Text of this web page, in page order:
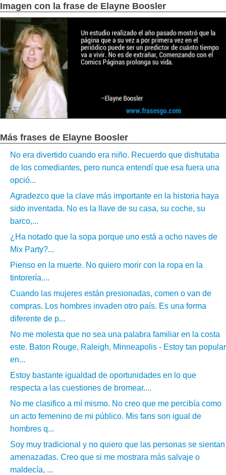
Imagen con la frase de Elayne Boosler
Más frases de Elayne Boosler
No era divertido cuando era niño. Recuerdo que disfrutaba
de los comediantes, pero nunca entendí que esa fuera una
opció...
Agradezco que la clave más importante en la historia haya
sido inventada. No es la llave de su casa, su coche, su
barco,...
¿Ha notado que la sopa porque uno está a ocho naves de
Mix Party?...
Pienso en la muerte. No quiero morir con la ropa en la
tintorería....
Cuando las mujeres están presionadas, comen o van de
compras. Los hombres invaden otro país. Es una forma
diferente de p...
No me molesta que no sea una palabra familiar en la costa
este. Baton Rouge, Raleigh, Minneapolis - Estoy tan popular
en...
Estoy bastante igualdad de oportunidades en lo que
respecta a las cuestiones de bromear....
No me clasifico a mí mismo. No creo que me percibía como
un acto femenino de mi público. Mis fans son igual de
hombres q...
Soy muy tradicional y no quiero que las personas se sientan
amenazadas. Creo que si me mostrara más salvaje o
maldecía, ...